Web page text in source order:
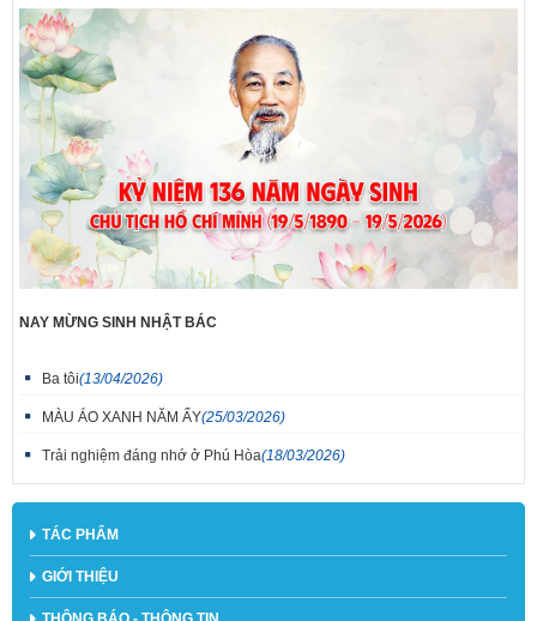
NAY MỪNG SINH NHẬT BÁC
Ba tôi(13/04/2026)
MÀU ÁO XANH NĂM ẤY(25/03/2026)
Trải nghiệm đáng nhớ ở Phú Hòa(18/03/2026)
TÁC PHẨM
GIỚI THIỆU